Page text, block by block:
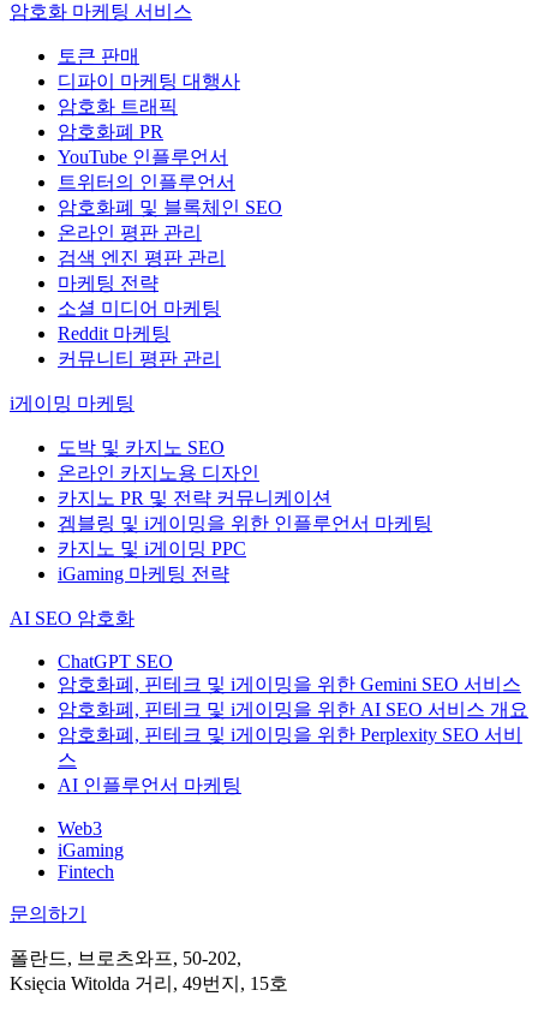
암호화 마케팅 서비스
토큰 판매
디파이 마케팅 대행사
암호화 트래픽
암호화폐 PR
YouTube 인플루언서
트위터의 인플루언서
암호화폐 및 블록체인 SEO
온라인 평판 관리
검색 엔진 평판 관리
마케팅 전략
소셜 미디어 마케팅
Reddit 마케팅
커뮤니티 평판 관리
i게이밍 마케팅
도박 및 카지노 SEO
온라인 카지노용 디자인
카지노 PR 및 전략 커뮤니케이션
겜블링 및 i게이밍을 위한 인플루언서 마케팅
카지노 및 i게이밍 PPC
iGaming 마케팅 전략
AI SEO 암호화
ChatGPT SEO
암호화폐, 핀테크 및 i게이밍을 위한 Gemini SEO 서비스
암호화폐, 핀테크 및 i게이밍을 위한 AI SEO 서비스 개요
암호화폐, 핀테크 및 i게이밍을 위한 Perplexity SEO 서비
스
AI 인플루언서 마케팅
Web3
iGaming
Fintech
문의하기
폴란드, 브로츠와프, 50-202,
Księcia Witolda 거리, 49번지, 15호